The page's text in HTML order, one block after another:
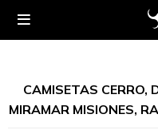

CAMISETAS CERRO,
MIRAMAR MISIONES,